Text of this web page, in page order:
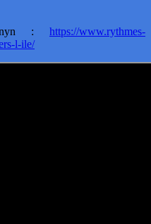
: https://www.rythmes-
l-ile/